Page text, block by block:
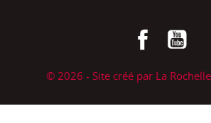
Facebook
© 2026 - Site créé par La